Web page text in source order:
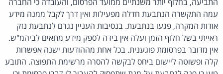
עמה התקשרה הנתבעת חדלה מפעילות ואין דרך לקבל ממנה מידע
אודות המקרה, פגעו בנתבעת. בנסיבות העניין נגרם לנתבעת נזק
ראייתי בשל חלוף הזמן ועלה אין בידה לספק מידע מתאים לביהמ"ש.
אין מדובר בפרסומת פוגענית. בכל אחת מההודעות ישנה אפשרות
קלה ופשוטה ליישום ביחס לבקשה להסרה מרשימת התפוצה. התובע